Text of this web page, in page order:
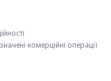
комерційні операції